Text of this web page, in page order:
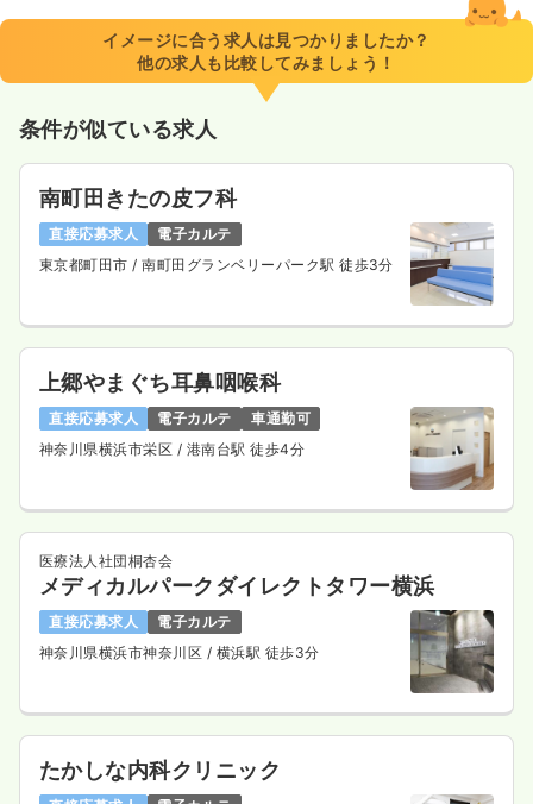
イメージに合う求人は見つかりましたか？
他の求人も比較してみましょう！
条件が似ている求人
南町田きたの皮フ科
直接応募求人
電子カルテ
東京都町田市/ 南町田グランベリーパーク駅 徒歩3分
上郷やまぐち耳鼻咽喉科
直接応募求人 電子カルテ
車通勤可
神奈川県横浜市栄区 / 港南台駅 徒歩4分
医療法人社団桐杏会
メディカルパークダイレクトタワー横浜
直接応募求人
電子カルテ
神奈川県横浜市神奈川区 / 横浜駅 徒歩3分
たかしな内科クリニック